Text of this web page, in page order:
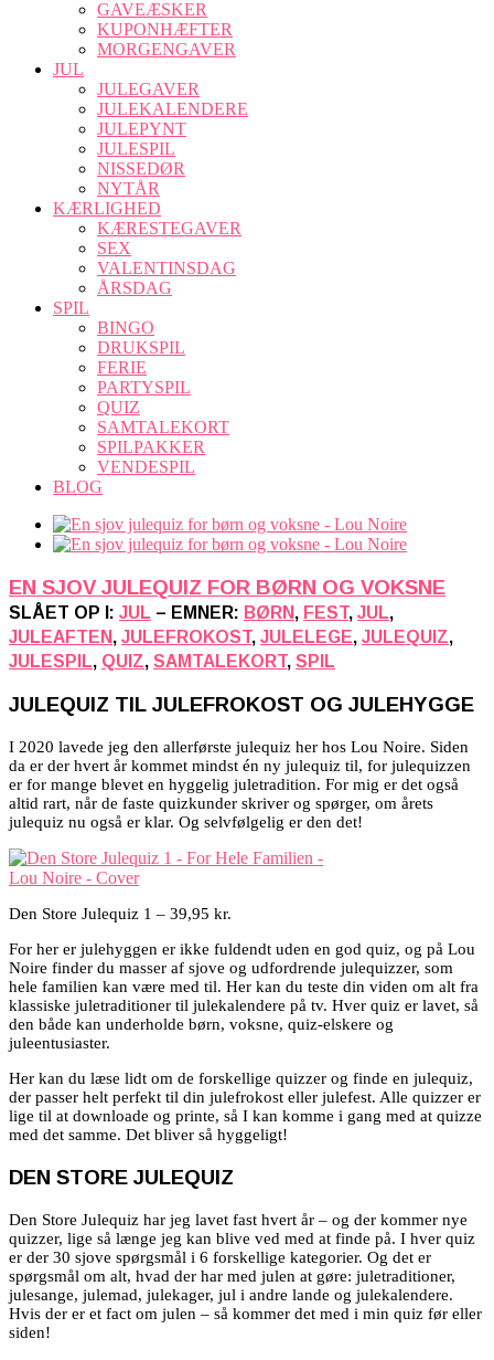
GAVEÆSKER
KUPONHÆFTER
MORGENGAVER
JUL
JULEGAVER
JULEKALENDERE
JULEPYNT
JULESPIL
NISSEDØR
NYTÅR
KÆRLIGHED
KÆRESTEGAVER
SEX
VALENTINSDAG
ÅRSDAG
SPIL
BINGO
DRUKSPIL
FERIE
PARTYSPIL
QUIZ
SAMTALEKORT
SPILPAKKER
VENDESPIL
BLOG
EN SJOV JULEQUIZ FOR BØRN OG VOKSNE
SLÅET OP I: JUL – EMNER: BØRN , FEST, JUL,
JULEAFTEN , JULEFROKOST, JULELEGE, JULEQUIZ,
JULESPIL, QUIZ, SAMTALEKORT, SPIL
JULEQUIZ TIL JULEFROKOST OG JULEHYGGE
I 2020 lavede jeg den allerførste julequiz her hos Lou Noire. Siden
da er der hvert år kommet mindst én ny julequiz til, for julequizzen
er for mange blevet en hyggelig juletradition. For mig er det også
altid rart, når de faste quizkunder skriver og spørger, om årets
julequiz nu også er klar. Og selvfølgelig er den det!
Den Store Julequiz 1 – 39,95 kr.
For her er julehyggen er ikke fuldendt uden en god quiz, og på Lou
Noire finder du masser af sjove og udfordrende julequizzer, som
hele familien kan være med til. Her kan du teste din viden om alt fra
klassiske juletraditioner til julekalendere på tv. Hver quiz er lavet, så
den både kan underholde børn, voksne, quiz-elskere og
juleentusiaster.
Her kan du læse lidt om de forskellige quizzer og finde en julequiz,
der passer helt perfekt til din julefrokost eller julefest. Alle quizzer er
lige til at downloade og printe, så I kan komme i gang med at quizze
med det samme. Det bliver så hyggeligt!
DEN STORE JULEQUIZ
Den Store Julequiz har jeg lavet fast hvert år – og der kommer nye
quizzer, lige så længe jeg kan blive ved med at finde på. I hver quiz
er der 30 sjove spørgsmål i 6 forskellige kategorier. Og det er
spørgsmål om alt, hvad der har med julen at gøre: juletraditioner,
julesange, julemad, julekager, jul i andre lande og julekalendere.
Hvis der er et fact om julen – så kommer det med i min quiz før eller
siden!